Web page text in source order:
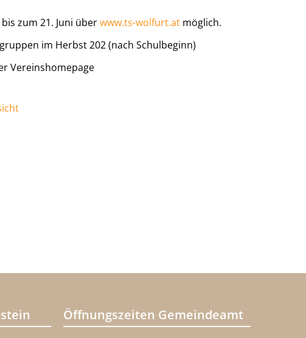
zum 21. Juni überwww.ts-wolfurt.at möglich.
im Herbst 202 (nach Schulbeginn)
Vereinshomepage
Öffnungszeiten Gemeindeamt